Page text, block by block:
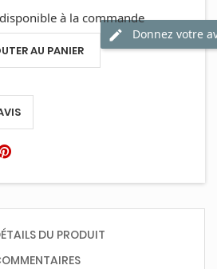
AU PANIER
à la commande
Donnez votre
DU PRODUIT